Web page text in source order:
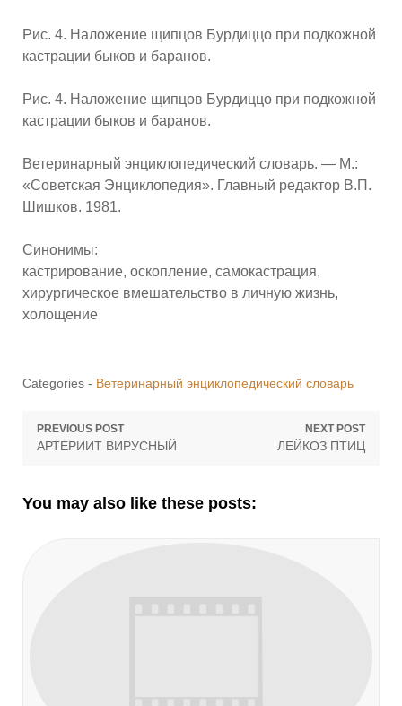
Рис. 4. Наложение щипцов Бурдиццо при подкожной
кастрации быков и баранов.
Рис. 4. Наложение щипцов Бурдиццо при подкожной
кастрации быков и баранов.
Ветеринарный энциклопедический словарь. — М.:
«Советская Энциклопедия». Главный редактор В.П.
Шишков. 1981.
Синонимы:
кастрирование, оскопление, самокастрация,
хирургическое вмешательство в личную жизнь,
холощение
Categories - Ветеринарный энциклопедический словарь
Навигация
записям
PREVIOUS POST
Previous
АРТЕРИИТ ВИРУСНЫЙ
NEXT POST
Next
ЛЕЙКОЗ ПТИЦ
You may also like these posts: